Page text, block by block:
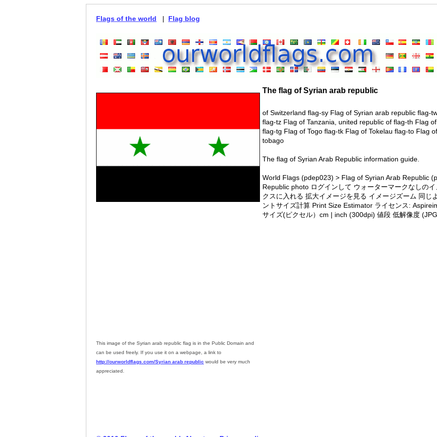
Flags of the world | Flag blog
This image of the Syrian arab republic flag is in the Public Domain and
can be used freely. If you use it on a webpage, a link to
http://ourworldflags.com/Syrian arab republic would be very much
appreciated.
The flag of Syrian arab republic
of Switzerland flag-sy Flag of Syrian arab republic flag-
flag-tz Flag of Tanzania, united republic of flag-th Flag
flag-tg Flag of Togo flag-tk Flag of Tokelau flag-to Flag
tobago
The flag of Syrian Arab Republic information guide.
World Flags (pdep023) > Flag of Syrian Arab Republic
Republic photo ログインして ウォーターマークなしの
クスに入れる 拡大イメージを見る イメージズーム 同じ
ントサイズ計算 Print Size Estimator ライセンス:
サイズ(ピクセル）cm | inch (300dpi) 値段 低解像度